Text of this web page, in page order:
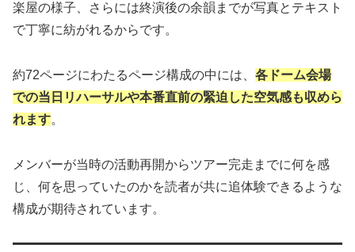
楽屋の様子、さらには終演後の余韻までが写真とテキスト
で丁寧に紡がれるからです。
約72ページにわたるページ構成の中には、 各ドーム会場
での当日リハーサルや本番直前の緊迫した空気感も収めら
れます。
メンバーが当時の活動再開からツアー完走までに何を感
じ、何を思っていたのかを読者が共に追体験できるような
構成が期待されています。